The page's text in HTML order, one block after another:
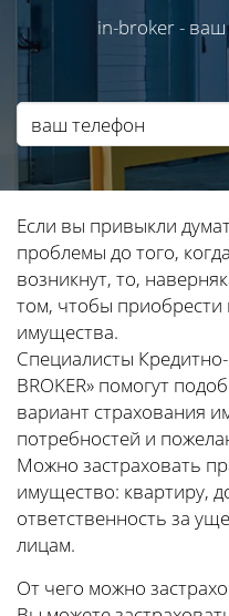
in-broker - ваш
Если вы привыкли
проблемы до того,
возникнут, то,
том, чтобы приобрести
имущества.
Специалисты Кредитно-
BROKER» помогут
вариант страхования
потребностей и
Можно застраховать
имущество: квартиру,
ответственность за
лицам.
От чего можно